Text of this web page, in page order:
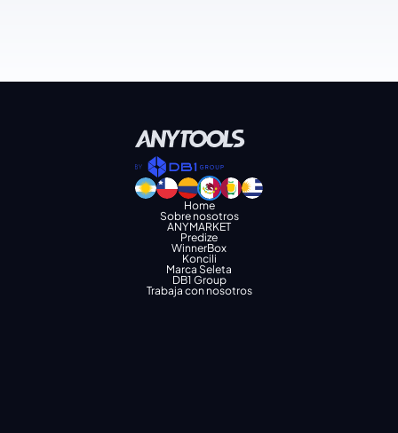
Home
Sobre nosotros
ANYMARKET
Predize
WinnerBox
Koncili
Marca Seleta
DB1 Group
Trabaja con nosotros